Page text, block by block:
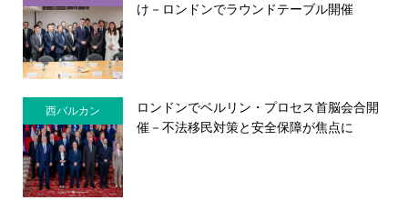
け－ロンドンでラウンドテーブル開催
西バルカン
ロンドンでベルリン・プロセス首脳会合開
催－不法移民対策と安全保障が焦点に